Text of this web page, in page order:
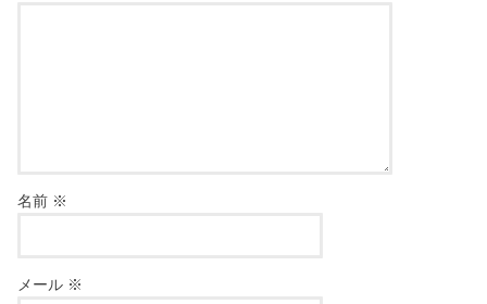
名前 ※
メール ※